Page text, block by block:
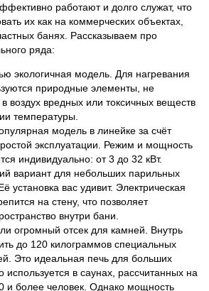
работают и долго служат, что
их как на коммерческих объектах,
банях. Рассказываем про
ряда:
экологичная модель. Для нагревания
природные элементы, не
воздух вредных или токсичных веществ
температуры.
модель в линейке за счёт
эксплуатации. Режим и мощность
индивидуально: от 3 до 32 кВт.
вариант для небольших парильных
установка вас удивит. Электрическая
на стену, что позволяет
внутри бани.
огромный отсек для камней. Внутрь
до 120 килограммов специальных
Это идеальная печь для больших
используется в саунах, рассчитанных на
и более человек. Однако мощность